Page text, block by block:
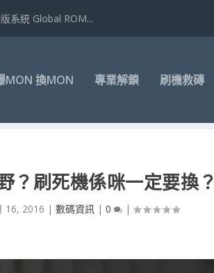
系統 Global ROM...
MON 換MON 專業解鎖 刷機救磚
？刷死機係咪一定要換？
16, 2016 |數碼資訊 |0 |